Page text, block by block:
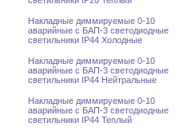
Накладные диммируемые 0-10
аварийные с БАП-3 светодиодные
светильники IP44 Холодные
Накладные диммируемые 0-10
аварийные с БАП-3 светодиодные
светильники IP44 Нейтральные
Накладные диммируемые 0-10
аварийные с БАП-3 светодиодные
светильники IP44 Теплый